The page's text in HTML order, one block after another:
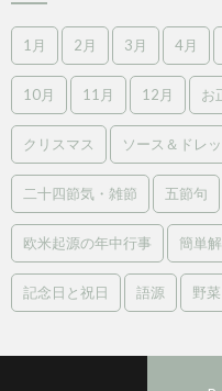
1月 2月 3月 4月
10月 11月 12月 お
クリスマス ソース＆ドレ
二十四節気・雑節 五節句
欧米起源の年中行事 簡単
記念日と祝日 語源 野菜